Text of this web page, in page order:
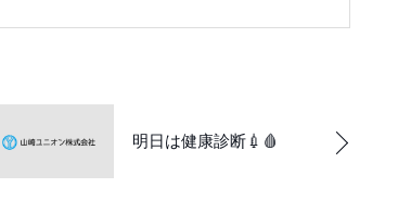
明日は健康診断💉🩸